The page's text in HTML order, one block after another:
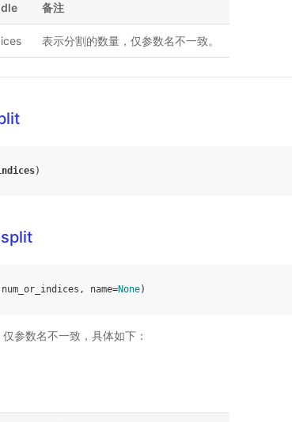
备注
表示分割的数量，仅参数名不一致。
)
num_or_indices , name=None)
参数名不一致，具体如下：